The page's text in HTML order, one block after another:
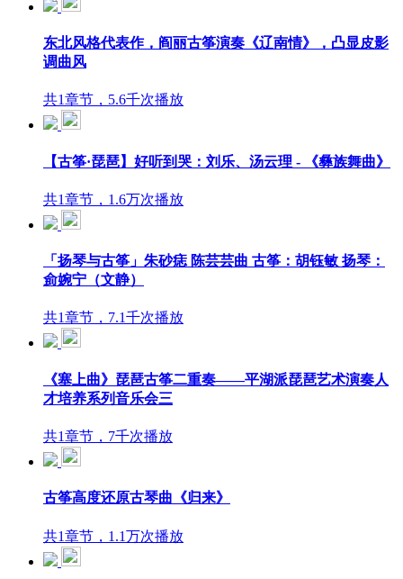
东北风格代表作，阎丽古筝演奏《辽南情》，凸显皮影
调曲风
共1章节，5.6千次播放
【古筝·琵琶】好听到哭：刘乐、汤云理 - 《彝族舞曲》
共1章节，1.6万次播放
「扬琴与古筝」朱砂痣 陈芸芸曲 古筝：胡钰敏 扬琴：
侴婉宁（文静）
共1章节，7.1千次播放
《塞上曲》琵琶古筝二重奏——平湖派琵琶艺术演奏人
才培养系列音乐会三
共1章节，7千次播放
古筝高度还原古琴曲《归来》
共1章节，1.1万次播放